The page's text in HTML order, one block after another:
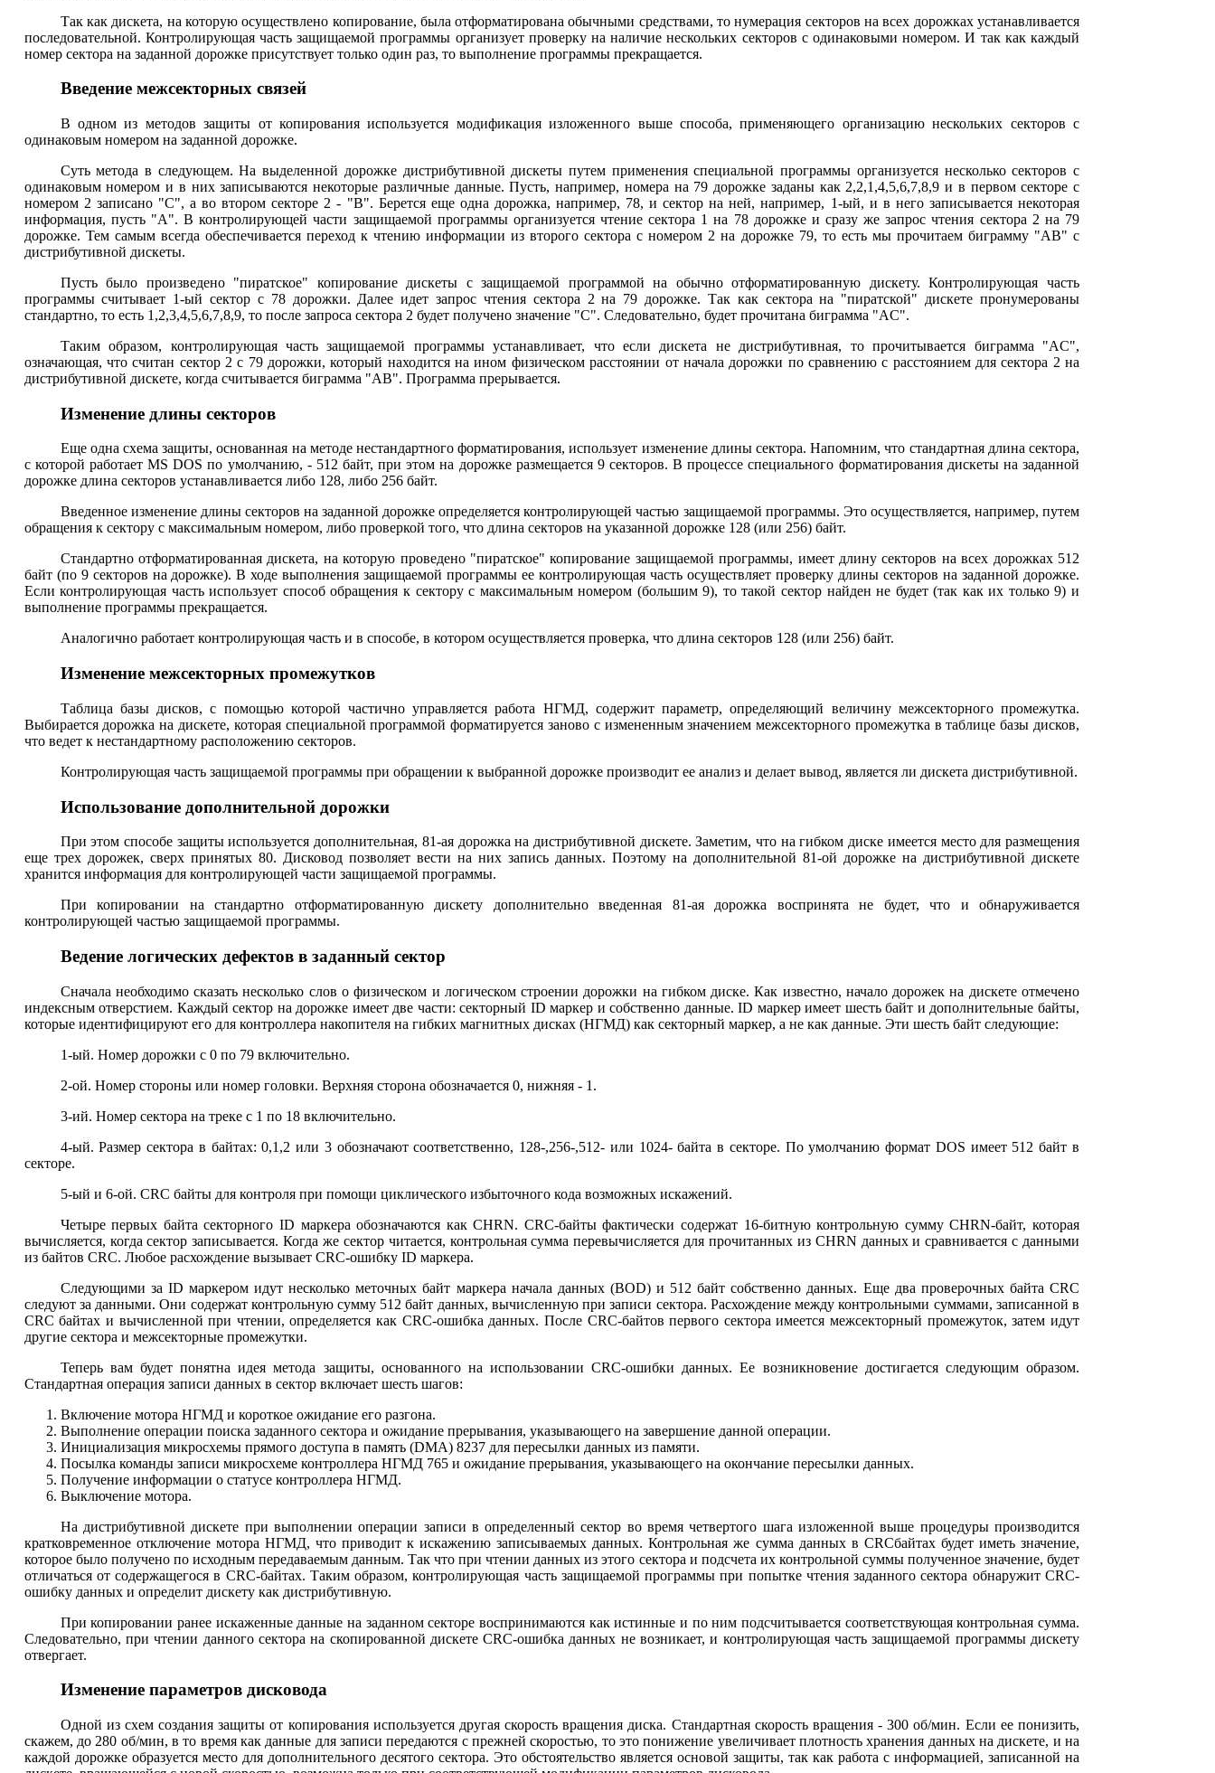
Так как дискета, на которую осуществлено копирование, была отформатирована обычными средствами, то нумерация секторов на всех дорожках устанавливается
последовательной. Контролирующая часть защищаемой программы организует проверку на наличие нескольких секторов с одинаковыми номером. И так как каждый
номер сектора на заданной дорожке присутствует только один раз, то выполнение программы прекращается.
Введение межсекторных связей
В одном из методов защиты от копирования используется модификация изложенного выше способа, применяющего организацию нескольких секторов с
одинаковым номером на заданной дорожке.
Суть метода в следующем. На выделенной дорожке дистрибутивной дискеты путем применения специальной программы организуется несколько секторов с
одинаковым номером и в них записываются некоторые различные данные. Пусть, например, номера на 79 дорожке заданы как 2,2,1,4,5,6,7,8,9 и в первом секторе с
номером 2 записано "C", а во втором секторе 2 - "B". Берется еще одна дорожка, например, 78, и сектор на ней, например, 1-ый, и в него записывается некоторая
информация, пусть "А". В контролирующей части защищаемой программы организуется чтение сектора 1 на 78 дорожке и сразу же запрос чтения сектора 2 на 79
дорожке. Тем самым всегда обеспечивается переход к чтению информации из второго сектора с номером 2 на дорожке 79, то есть мы прочитаем биграмму "AB" с
дистрибутивной дискеты.
Пусть было произведено "пиратское" копирование дискеты с защищаемой программой на обычно отформатированную дискету. Контролирующая часть
программы считывает 1-ый сектор с 78 дорожки. Далее идет запрос чтения сектора 2 на 79 дорожке. Так как сектора на "пиратской" дискете пронумерованы
стандартно, то есть 1,2,3,4,5,6,7,8,9, то после запроса сектора 2 будет получено значение "C". Следовательно, будет прочитана биграмма "AC".
Таким образом, контролирующая часть защищаемой программы устанавливает, что если дискета не дистрибутивная, то прочитывается биграмма "AC",
означающая, что считан сектор 2 с 79 дорожки, который находится на ином физическом расстоянии от начала дорожки по сравнению с расстоянием для сектора 2 на
дистрибутивной дискете, когда считывается биграмма "AB". Программа прерывается.
Изменение длины секторов
Еще одна схема защиты, основанная на методе нестандартного форматирования, использует изменение длины сектора. Напомним, что стандартная длина сектора,
с которой работает MS DOS по умолчанию, - 512 байт, при этом на дорожке размещается 9 секторов. В процессе специального форматирования дискеты на заданной
дорожке длина секторов устанавливается либо 128, либо 256 байт.
Введенное изменение длины секторов на заданной дорожке определяется контролирующей частью защищаемой программы. Это осуществляется, например, путем
обращения к сектору с максимальным номером, либо проверкой того, что длина секторов на указанной дорожке 128 (или 256) байт.
Стандартно отформатированная дискета, на которую проведено "пиратское" копирование защищаемой программы, имеет длину секторов на всех дорожках 512
байт (по 9 секторов на дорожке). В ходе выполнения защищаемой программы ее контролирующая часть осуществляет проверку длины секторов на заданной дорожке.
Если контролирующая часть использует способ обращения к сектору с максимальным номером (большим 9), то такой сектор найден не будет (так как их только 9) и
выполнение программы прекращается.
Аналогично работает контролирующая часть и в способе, в котором осуществляется проверка, что длина секторов 128 (или 256) байт.
Изменение межсекторных промежутков
Таблица базы дисков, с помощью которой частично управляется работа НГМД, содержит параметр, определяющий величину межсекторного промежутка.
Выбирается дорожка на дискете, которая специальной программой форматируется заново с измененным значением межсекторного промежутка в таблице базы дисков,
что ведет к нестандартному расположению секторов.
Контролирующая часть защищаемой программы при обращении к выбранной дорожке производит ее анализ и делает вывод, является ли дискета дистрибутивной.
Использование дополнительной дорожки
При этом способе защиты используется дополнительная, 81-ая дорожка на дистрибутивной дискете. Заметим, что на гибком диске имеется место для размещения
еще трех дорожек, сверх принятых 80. Дисковод позволяет вести на них запись данных. Поэтому на дополнительной 81-ой дорожке на дистрибутивной дискете
хранится информация для контролирующей части защищаемой программы.
При копировании на стандартно отформатированную дискету дополнительно введенная 81-ая дорожка воспринята не будет, что и обнаруживается
контролирующей частью защищаемой программы.
Ведение логических дефектов в заданный сектор
Сначала необходимо сказать несколько слов о физическом и логическом строении дорожки на гибком диске. Как известно, начало дорожек на дискете отмечено
индексным отверстием. Каждый сектор на дорожке имеет две части: секторный ID маркер и собственно данные. ID маркер имеет шесть байт и дополнительные байты,
которые идентифицируют его для контроллера накопителя на гибких магнитных дисках (НГМД) как секторный маркер, а не как данные. Эти шесть байт следующие:
1-ый. Номер дорожки с 0 по 79 включительно.
2-ой. Номер стороны или номер головки. Верхняя сторона обозначается 0, нижняя - 1.
3-ий. Номер сектора на треке с 1 по 18 включительно.
4-ый. Размер сектора в байтах: 0,1,2 или 3 обозначают соответственно, 128-,256-,512- или 1024- байта в секторе. По умолчанию формат DOS имеет 512 байт в
секторе.
5-ый и 6-ой. CRC байты для контроля при помощи циклического избыточного кода возможных искажений.
Четыре первых байта секторного ID маркера обозначаются как CHRN. CRC-байты фактически содержат 16-битную контрольную сумму CHRN-байт, которая
вычисляется, когда сектор записывается. Когда же сектор читается, контрольная сумма перевычисляется для прочитанных из CHRN данных и сравнивается с данными
из байтов CRC. Любое расхождение вызывает CRC-ошибку ID маркера.
Следующими за ID маркером идут несколько меточных байт маркера начала данных (BOD) и 512 байт собственно данных. Еще два проверочных байта CRC
следуют за данными. Они содержат контрольную сумму 512 байт данных, вычисленную при записи сектора. Расхождение между контрольными суммами, записанной в
CRC байтах и вычисленной при чтении, определяется как CRC-ошибка данных. После CRC-байтов первого сектора имеется межсекторный промежуток, затем идут
другие сектора и межсекторные промежутки.
Теперь вам будет понятна идея метода защиты, основанного на использовании CRC-ошибки данных. Ее возникновение достигается следующим образом.
Стандартная операция записи данных в сектор включает шесть шагов:
Включение мотора НГМД и короткое ожидание его разгона.
Выполнение операции поиска заданного сектора и ожидание прерывания, указывающего на завершение данной операции.
Инициализация микросхемы прямого доступа в память (DMA) 8237 для пересылки данных из памяти.
Посылка команды записи микросхеме контроллера НГМД 765 и ожидание прерывания, указывающего на окончание пересылки данных.
Получение информации о статусе контроллера НГМД.
Выключение мотора.
На дистрибутивной дискете при выполнении операции записи в определенный сектор во время четвертого шага изложенной выше процедуры производится
кратковременное отключение мотора НГМД, что приводит к искажению записываемых данных. Контрольная же сумма данных в CRCбайтах будет иметь значение,
которое было получено по исходным передаваемым данным. Так что при чтении данных из этого сектора и подсчета их контрольной суммы полученное значение, будет
отличаться от содержащегося в CRC-байтах. Таким образом, контролирующая часть защищаемой программы при попытке чтения заданного сектора обнаружит CRC-
ошибку данных и определит дискету как дистрибутивную.
При копировании ранее искаженные данные на заданном секторе воспринимаются как истинные и по ним подсчитывается соответствующая контрольная сумма.
Следовательно, при чтении данного сектора на скопированной дискете CRC-ошибка данных не возникает, и контролирующая часть защищаемой программы дискету
отвергает.
Изменение параметров дисковода
Одной из схем создания защиты от копирования используется другая скорость вращения диска. Стандартная скорость вращения - 300 об/мин. Если ее понизить,
скажем, до 280 об/мин, в то время как данные для записи передаются с прежней скоростью, то это понижение увеличивает плотность хранения данных на дискете, и на
каждой дорожке образуется место для дополнительного десятого сектора. Это обстоятельство является основой защиты, так как работа с информацией, записанной на